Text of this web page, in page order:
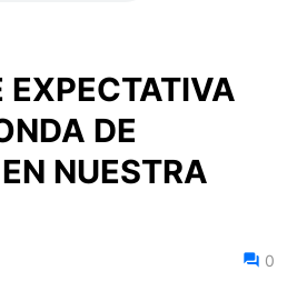
EXPECTATIVA
DE
NUESTRA
0